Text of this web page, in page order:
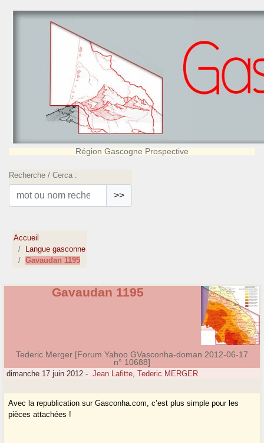
Région Gascogne Prospective
Recherche / Cerca :
>>
Accueil
Langue gasconne
Gavaudan 1195
Gavaudan 1195
Tederic Merger [Forum Yahoo GVasconha-doman 2012-06-17
n° 10688]
dimanche 17 juin 2012 - Jean Lafitte,Tederic MERGER
Avec la republication sur Gasconha.com, c’est plus simple pour les
pièces attachées !